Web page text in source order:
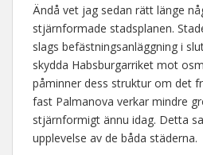
Ändå vet jag sedan rätt länge
stjärnformade stadsplanen.
slags befästningsanläggning i
skydda Habsburgarriket mot
påminner dess struktur om det
fast Palmanova verkar mindre
stjärnformigt ännu idag. Detta
upplevelse av de båda städerna.